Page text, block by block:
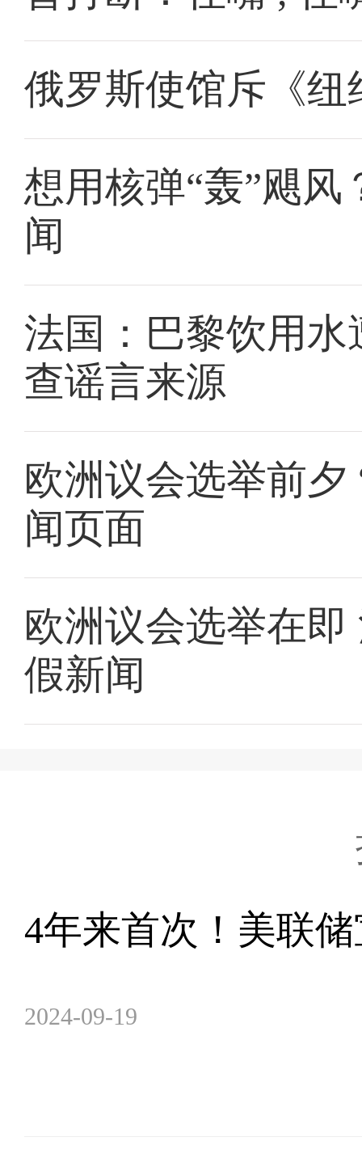
俄罗斯使馆斥《纽
想用核弹“轰”飓
闻
法国：巴黎饮用
查谣言来源
欧洲议会选举前夕
闻页面
欧洲议会选举在
假新闻
4年来首次！美联
2024-09-19